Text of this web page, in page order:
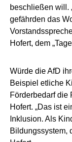
beschließen will.
gefährden das
Hofert, dem
Würde die AfD
Beispiel etliche
Förderbedarf die
Hofert. „Das ist
Inklusion. Als
Bildungssystem,